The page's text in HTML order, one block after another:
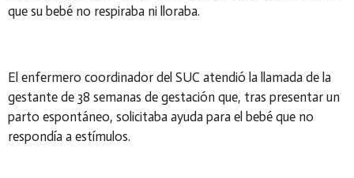
que su bebé no respiraba ni lloraba.
El enfermero coordinador del SUC atendió la llamada de la
gestante de 38 semanas de gestación que, tras presentar un
parto espontáneo, solicitaba ayuda para el bebé que no
respondía a estímulos.